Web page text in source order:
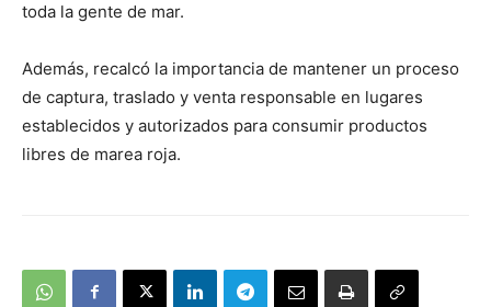
toda la gente de mar.
Además, recalcó la importancia de mantener un proceso
de captura, traslado y venta responsable en lugares
establecidos y autorizados para consumir productos
libres de marea roja.